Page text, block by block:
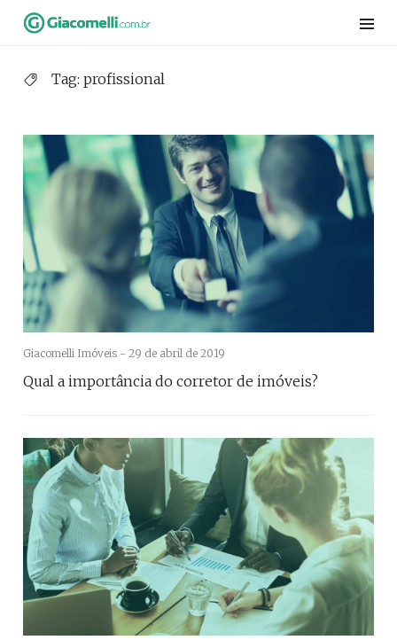
Skip
Tag: profissional
Giacomelli Imóveis - 29 de abril de 2019
Qual a importância do corretor de imóveis?